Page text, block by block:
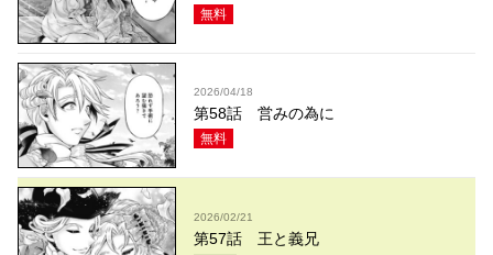
無料
2026/04/18
第58話 営みの為に
無料
2026/02/21
第57話 王と義兄